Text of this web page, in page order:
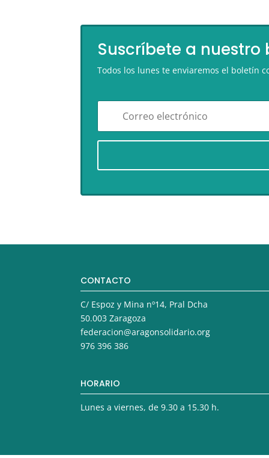
Suscríbete a
Todos los lunes te enviaremos el boletín
CONTACTO
C/ Espoz y Mina nº14, Pral Dcha
50.003 Zaragoza
federacion@aragonsolidario.org
976 396 386
HORARIO
Lunes a viernes, de 9.30 a 15.30 h.